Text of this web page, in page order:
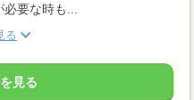
要な時も...
る
見る